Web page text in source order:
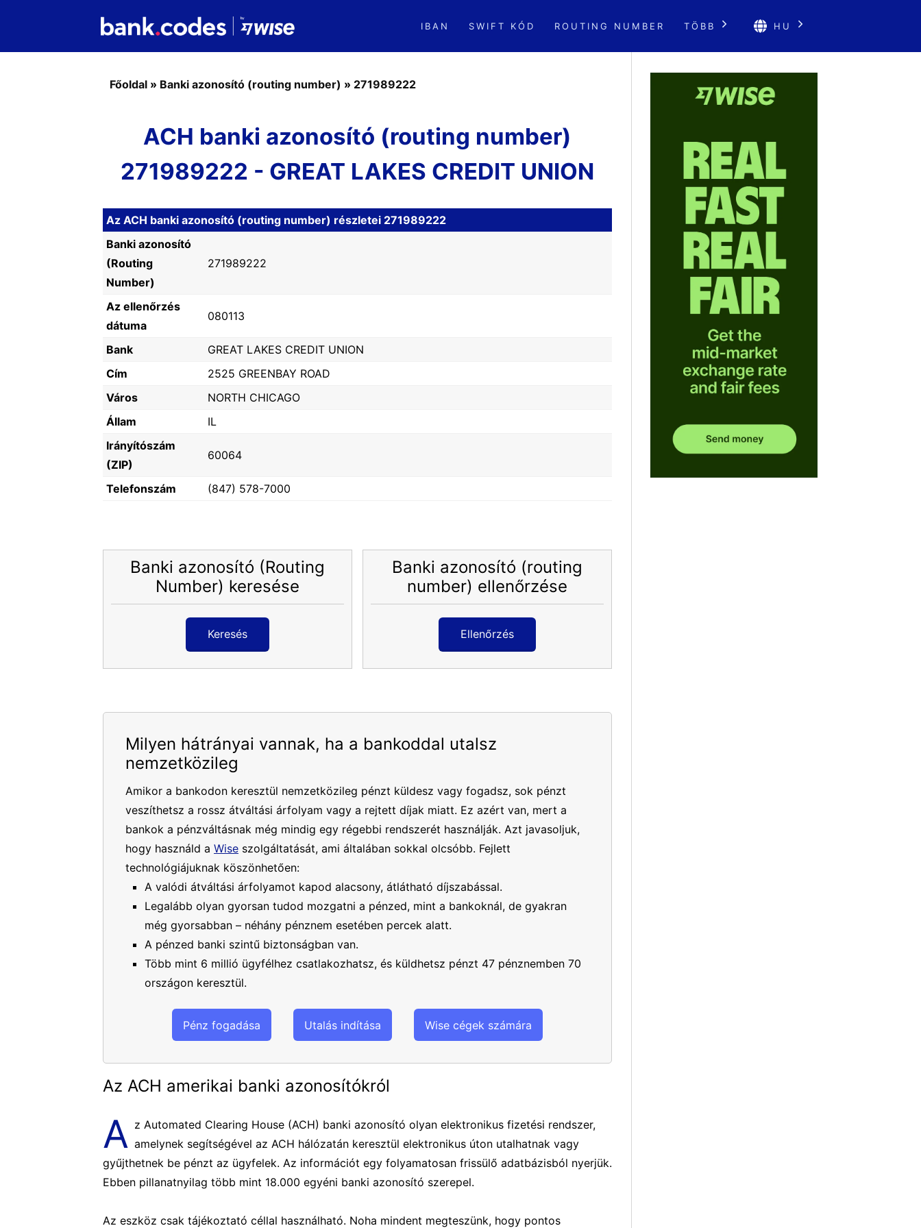
IBAN SWIFT KÓD ROUTING NUMBER TÖBB HU
Főoldal » Banki azonosító (routing number) » 271989222
ACH banki azonosító (routing number)
271989222 - GREAT LAKES CREDIT UNION
Az ACH banki azonosító (routing number) részletei 271989222
Banki azonosító
(Routing
Number)
271989222
Az ellenőrzés
dátuma
080113
Bank
GREAT LAKES CREDIT UNION
Cím
2525 GREENBAY ROAD
Város
NORTH CHICAGO
Állam
IL
Irányítószám
(ZIP)
60064
Telefonszám (847) 578-7000
Banki azonosító (Routing
Number) keresése
Keresés
Banki azonosító (routing
number) ellenőrzése
Ellenőrzés
Milyen hátrányai vannak, ha a bankoddal utalsz
nemzetközileg
Amikor a bankodon keresztül nemzetközileg pénzt küldesz vagy fogadsz, sok pénzt
veszíthetsz a rossz átváltási árfolyam vagy a rejtett díjak miatt. Ez azért van, mert a
bankok a pénzváltásnak még mindig egy régebbi rendszerét használják. Azt javasoljuk,
hogy használd a Wise szolgáltatását, ami általában sokkal olcsóbb. Fejlett
technológiájuknak köszönhetően:
A valódi átváltási árfolyamot kapod alacsony, átlátható díjszabással.
Legalább olyan gyorsan tudod mozgatni a pénzed, mint a bankoknál, de gyakran
még gyorsabban – néhány pénznem esetében percek alatt.
A pénzed banki szintű biztonságban van.
Több mint 6 millió ügyfélhez csatlakozhatsz, és küldhetsz pénzt 47 pénznemben 70
országon keresztül.
Pénz fogadása Utalás indítása Wise cégek számára
Az ACH amerikai banki azonosítókról
A z Automated Clearing House (ACH) banki azonosító olyan elektronikus fizetési rendszer,
amelynek segítségével az ACH hálózatán keresztül elektronikus úton utalhatnak vagy
gyűjthetnek be pénzt az ügyfelek. Az információt egy folyamatosan frissülő adatbázisból nyerjük.
Ebben pillanatnyilag több mint 18.000 egyéni banki azonosító szerepel.
Az eszköz csak tájékoztató céllal használható. Noha mindent megteszünk, hogy pontos